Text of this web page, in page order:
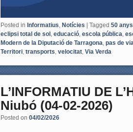
Posted in Informatius, Notícies Tagged 50 anys
eclipsi total de sol , educació, escola pública,
Modern de la Diputació de Tarragona, pas de
Territori, transports, velocitat, Via Verda
L’INFORMATIU DE
Niubó (04-02-2026)
Posted on 04/02/2026